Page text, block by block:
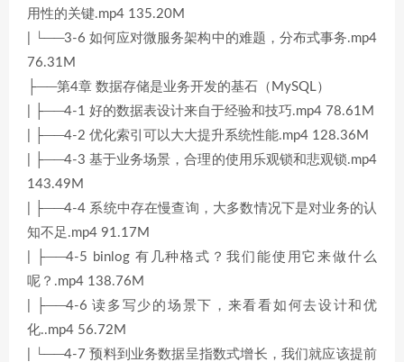
用性的关键.mp4 135.20M
| └──3-6 如何应对微服务架构中的难题，分布式事务.mp4
76.31M
├──第4章 数据存储是业务开发的基石（MySQL）
| ├──4-1 好的数据表设计来自于经验和技巧.mp4 78.61M
| ├──4-2 优化索引可以大大提升系统性能.mp4 128.36M
| ├──4-3 基于业务场景，合理的使用乐观锁和悲观锁.mp4
143.49M
| ├──4-4 系统中存在慢查询，大多数情况下是对业务的认
知不足.mp4 91.17M
| ├──4-5 binlog 有几种格式？我们能使用它来做什么
呢？.mp4 138.76M
| ├──4-6 读多写少的场景下，来看看如何去设计和优
化..mp4 56.72M
| └──4-7 预料到业务数据呈指数式增长，我们就应该提前